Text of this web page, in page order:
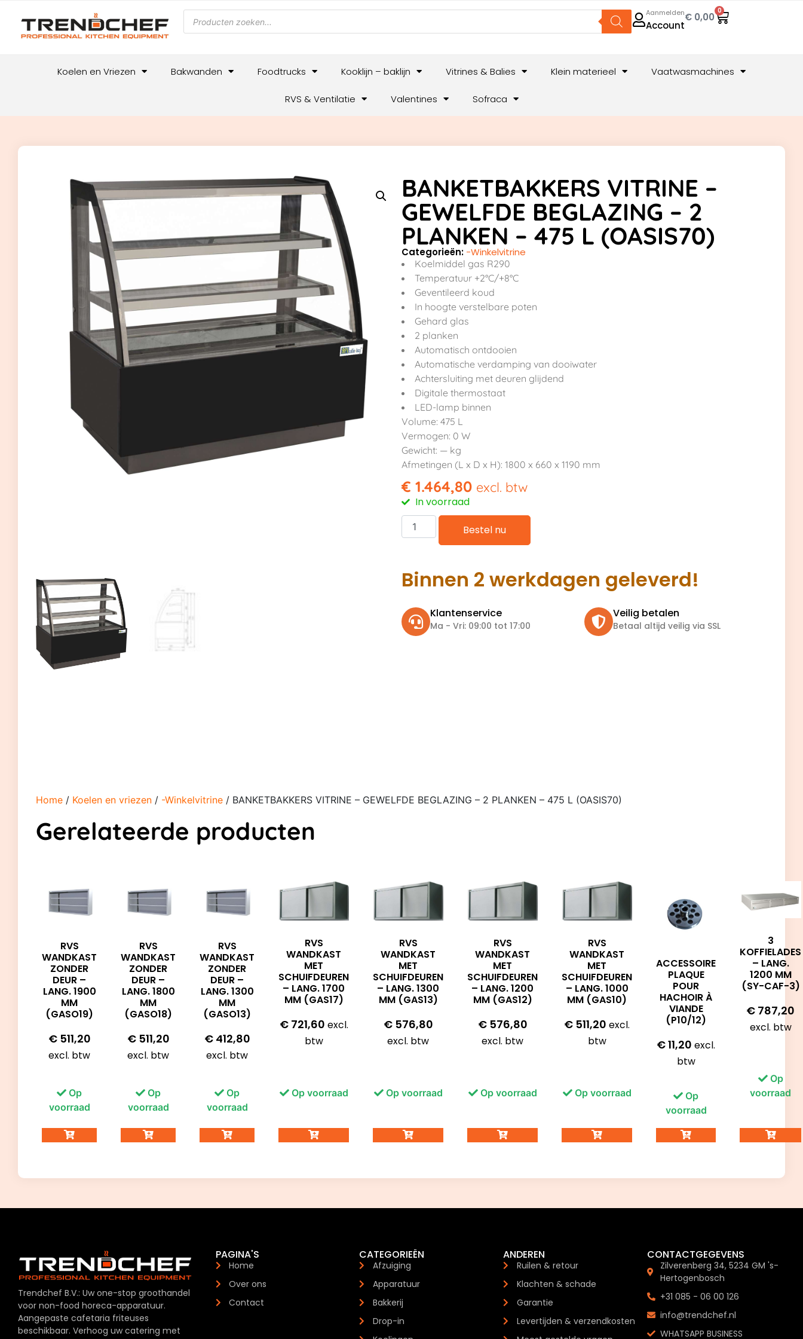
Aanmelden
Account
€ 0,00
0
Koelen en Vriezen Bakwanden Foodtrucks Kooklijn – baklijn Vitrines & Balies Klein materieel Vaatwasmachines
RVS & Ventilatie Valentines Sofraca
BANKETBAKKERS VITRINE –
GEWELFDE BEGLAZING – 2
PLANKEN – 475 L (OASIS70)
Categorieën: -Winkelvitrine
Koelmiddel gas R290
Temperatuur +2°C/+8°C
Geventileerd koud
In hoogte verstelbare poten
Gehard glas
2 planken
Automatisch ontdooien
Automatische verdamping van dooiwater
Achtersluiting met deuren glijdend
Digitale thermostaat
LED-lamp binnen
Volume: 475 L
Vermogen: 0 W
Gewicht: — kg
Afmetingen (L x D x H): 1800 x 660 x 1190 mm
€ 1.464,80 excl. btw
In voorraad
Bestel nu
Binnen 2 werkdagen geleverd!
Klantenservice
Ma - Vri: 09:00 tot 17:00
Veilig betalen
Betaal altijd veilig via SSL
Home / Koelen en vriezen / -Winkelvitrine / BANKETBAKKERS VITRINE – GEWELFDE BEGLAZING – 2 PLANKEN – 475 L (OASIS70)
Gerelateerde producten
RVS
WANDKAST
ZONDER
DEUR –
LANG. 1900
MM
(GASO19)
€511,20
excl. btw
Op
voorraad
RVS
WANDKAST
ZONDER
DEUR –
LANG. 1800
MM
(GASO18)
€511,20
excl. btw
Op
voorraad
RVS
WANDKAST
ZONDER
DEUR –
LANG. 1300
MM
(GASO13)
€412,80
excl. btw
Op
voorraad
RVS
WANDKAST
MET
SCHUIFDEUREN
– LANG. 1700
MM (GAS17)
€721,60 excl.
btw
Op voorraad
RVS
WANDKAST
MET
SCHUIFDEUREN
– LANG. 1300
MM (GAS13)
€576,80
excl. btw
Op voorraad
RVS
WANDKAST
MET
SCHUIFDEUREN
– LANG. 1200
MM (GAS12)
€576,80
excl. btw
Op voorraad
RVS
WANDKAST
MET
SCHUIFDEUREN
– LANG. 1000
MM (GAS10)
€ 511,20 excl.
btw
Op voorraad
ACCESSOIRE
PLAQUE
POUR
HACHOIR À
VIANDE
(P10/12)
€11,20 excl.
btw
Op
voorraad
3
KOFFIELADES
– LANG.
1200 MM
(SY-CAF-3)
€ 787,20
excl. btw
Op
voorraad
Trendchef B.V.: Uw one-stop groothandel
voor non-food horeca-apparatuur.
Aangepaste cafetaria friteuses
beschikbaar. Verhoog uw catering met
PAGINA'S
Home
Over ons
Contact
CATEGORIEËN
Afzuiging
Apparatuur
Bakkerij
Drop-in
ANDEREN
Ruilen & retour
Klachten & schade
Garantie
Levertijden & verzendkosten
CONTACTGEGEVENS
Zilverenberg 34, 5234 GM 's-
Hertogenbosch
+31 085 - 06 00 126
info@trendchef.nl
WHATSAPP BUSINESS